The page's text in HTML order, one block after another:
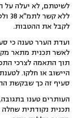
לשיטתם, לא יעלה על
לקבל את ההטבות.
לאשר תכנית מתאר
תוך התאמה לצרכי
היישוב או חלקו.
סעיף זה כך שבקשת
תכנית נקודתית שחלה